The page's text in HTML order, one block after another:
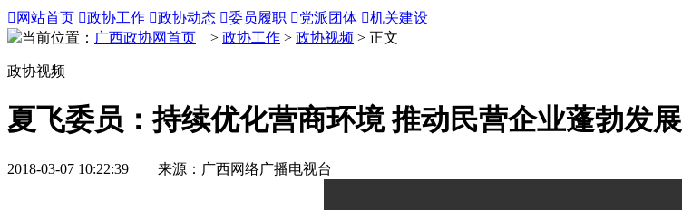
 网站首页 政协工作 政协动态 委员履职 党派团体 机关建设
当前位置： 广西政协网首页 > 政协工作 > 政协视频 > 正文
政协视频
夏飞委员：持续优化营商环境 推动民营企业蓬勃发展
2018-03-07 10:22:39 来源：广西网络广播电视台